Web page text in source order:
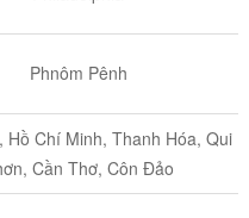
Phnôm Pênh
Hồ Chí Minh, Thanh Hóa, Qui
Cần Thơ, Côn Đảo